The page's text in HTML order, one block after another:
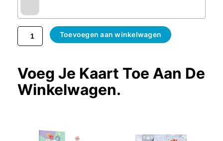
Toevoegen aan winkelwagen
Voeg Je Kaart Toe Aan De
Winkelwagen.